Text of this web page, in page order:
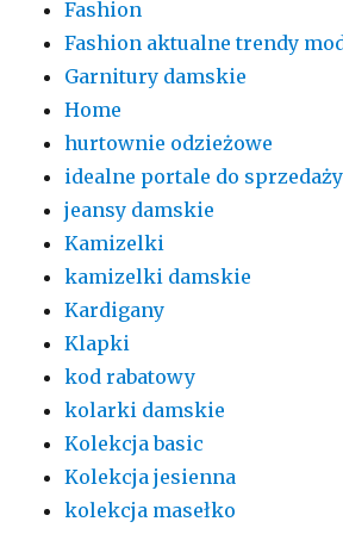
Fashion
Fashion aktualne trendy
Garnitury damskie
Home
hurtownie odzieżowe
idealne portale do
jeansy damskie
Kamizelki
kamizelki damskie
Kardigany
Klapki
kod rabatowy
kolarki damskie
Kolekcja basic
Kolekcja jesienna
kolekcja masełko